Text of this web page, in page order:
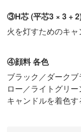
③H芯 (平芯3 × 3 +
火を灯すためのキャ
④顔料 各色
ブラック／ダーク
ロー／ライトグリ
キャンドルを着色す